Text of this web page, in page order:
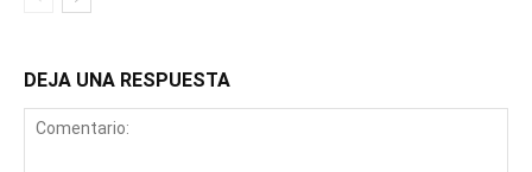
DEJA UNA RESPUESTA